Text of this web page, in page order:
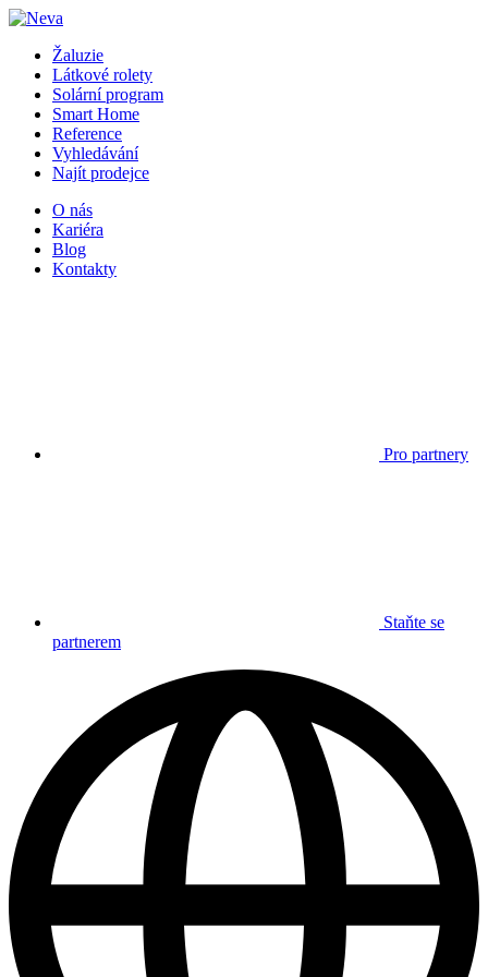
Žaluzie
Látkové rolety
Solární program
Smart Home
Reference
Vyhledávání
Najít prodejce
O nás
Kariéra
Blog
Kontakty
Pro partnery
Staňte se
partnerem